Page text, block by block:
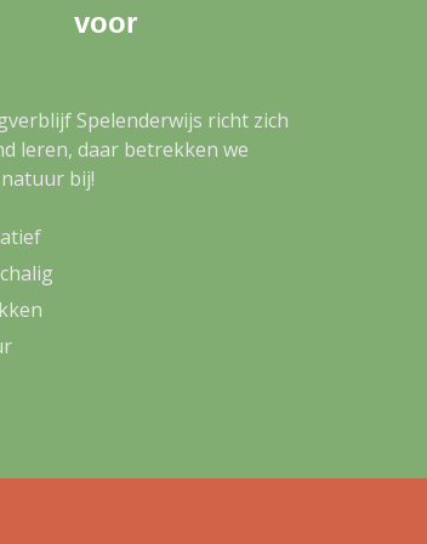
voor
Spelenderwijs richt zich
leren, daar betrekken we
bij!